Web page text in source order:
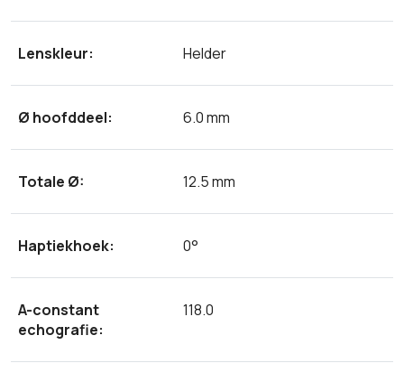
Lenskleur: Helder
Ø hoofddeel: 6.0 mm
Totale Ø: 12.5 mm
Haptiekhoek: 0°
A-constant
echografie:
118.0